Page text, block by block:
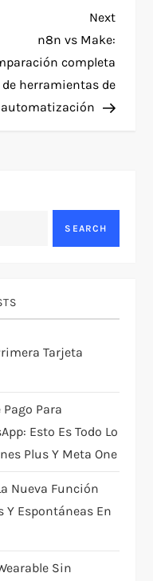
Next
Post
Next
n8n vs Make:
completa
de herramientas de
automatización
SEARCH
Tarjeta
Para
Esto Es Todo Lo
Plus Y Meta One
Nueva Función
Y Espontáneas En
Sin